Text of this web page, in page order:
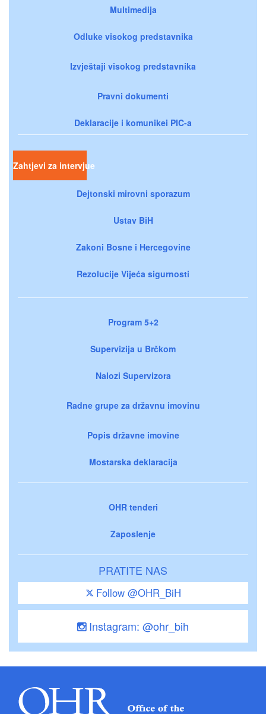
Multimedija
Odluke visokog predstavnika
Izvještaji visokog predstavnika
Pravni dokumenti
Deklaracije i komunikei PIC-a
Zahtjevi za intervjue
Dejtonski mirovni sporazum
Ustav BiH
Zakoni Bosne i Hercegovine
Rezolucije Vijeća sigurnosti
Program 5+2
Supervizija u Brčkom
Nalozi Supervizora
Radne grupe za državnu imovinu
Popis državne imovine
Mostarska deklaracija
OHR tenderi
Zaposlenje
PRATITE NAS
Follow @OHR_BiH
Instagram: @ohr_bih